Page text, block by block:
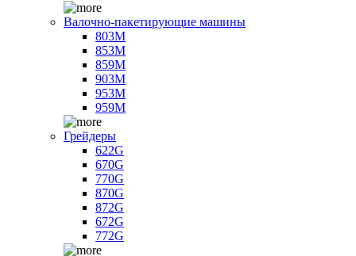
Валочно-пакетирующие машины
803M
853M
859M
903M
953M
959M
Грейдеры
622G
670G
770G
870G
872G
672G
772G